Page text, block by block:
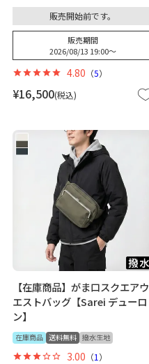
¥16,500 税込
販売開始前です。
販売期間
2026/08/13 19:00〜
4.80 （5）
【在庫商品】がま口スクエアウ
エストバッグ【Sarei デューロ
ン】
在庫商品 送料無料 撥水生地
3.00 （1 ）